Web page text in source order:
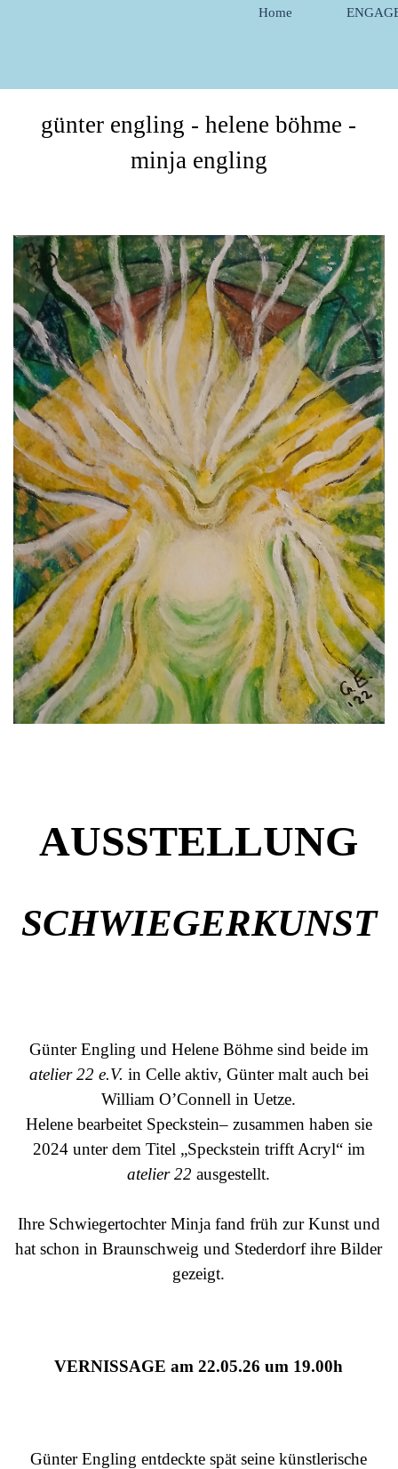
Home
günter engling - helene böhme -
minja engling
AUSSTELLUNG
SCHWIEGERKUNST
Günter Engling und Helene Böhme sind beide im
atelier 22 e.V. in Celle aktiv, Günter malt auch bei
William O’Connell in Uetze.
Helene bearbeitet Speckstein– zusammen haben sie
2024 unter dem Titel „Speckstein trifft Acryl“ im
atelier 22 ausgestellt.
Ihre Schwiegertochter Minja fand früh zur Kunst und
hat schon in Braunschweig und Stederdorf ihre Bilder
gezeigt.
VERNISSAGE am 22.05.26 um 19.00h
Günter Engling entdeckte spät seine künstlerische